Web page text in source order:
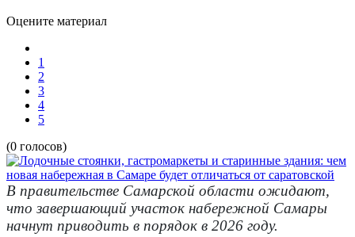
Оцените материал
1
2
3
4
5
(0 голосов)
В правительстве Самарской области ожидают,
что завершающий участок набережной Самары
начнут приводить в порядок в 2026 году.